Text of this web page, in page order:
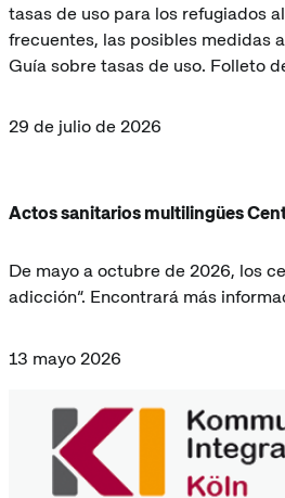
tasas de uso para los refugiados
frecuentes, las posibles medidas
Guía sobre tasas de uso. Folleto
29 de julio de 2026
Actos sanitarios multilingües
De mayo a octubre de 2026, los
adicción“. Encontrará más
13 mayo 2026